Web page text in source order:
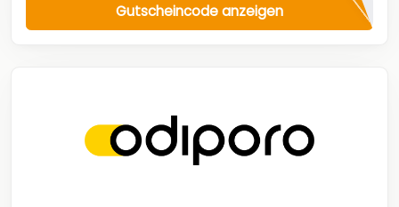
Gutscheincode anzeigen